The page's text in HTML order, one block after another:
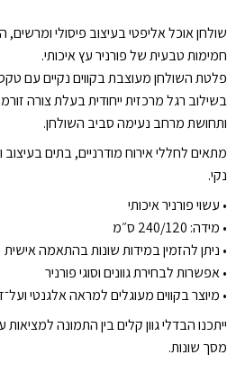
שולחן אוכל אליפטי בעיצוב פיסולי
חמימות טבעית של פורניר עץ איכותי.
פלטת השולחן מעוצבת בקווים נקיים עם
בשילוב רגל מרכזית ייחודית בעלת צורה
ותחושת מרחב נעימה סביב השולחן.
מתאים לחללי אירוח מודרניים, בתים בעיצוב
נקי.
•⁠ ⁠עשוי פורניר איכותי
•⁠ ⁠מידה: 240/120 ס״מ
•⁠ ⁠ניתן להזמין במידות שונות בהתאמה אישית
•⁠ ⁠אפשרות לבחירת גוונים וסוגי פורניר
•⁠ ⁠מיוצר בקווים מעוגלים למראה אלגנטי
ייתכנו הבדלי גוון קלים בין התמונה למציאות
מסך שונות.